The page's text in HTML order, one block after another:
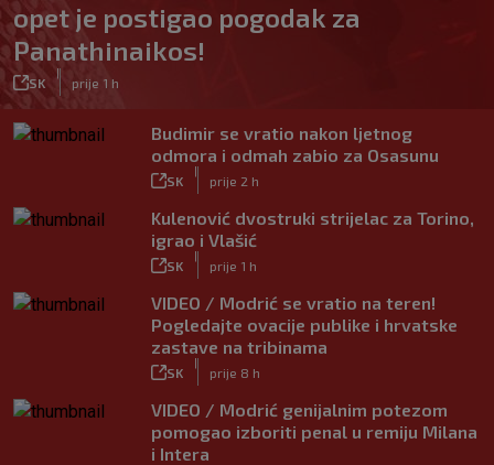
opet je postigao pogodak za
Panathinaikos!
SK prije 1 h
Budimir se vratio nakon ljetnog
odmora i odmah zabio za Osasunu
SK prije 2 h
Kulenović dvostruki strijelac za Torino,
igrao i Vlašić
SK prije 1 h
VIDEO / Modrić se vratio na teren!
Pogledajte ovacije publike i hrvatske
zastave na tribinama
SK prije 8 h
VIDEO / Modrić genijalnim potezom
pomogao izboriti penal u remiju Milana
i Intera